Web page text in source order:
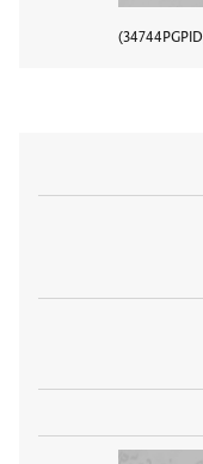
PGPID
34744